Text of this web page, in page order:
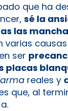
que ha
sé la
las
varias
ser
placas
reales y
que, al